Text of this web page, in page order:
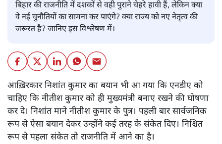
बिहार की राजनीति में दशकों से वही पुराने चेहरे हावी हैं, लेकिन क्या
वे नई चुनौतियों का सामना कर पाएंगे? क्या राज्य को नए नेतृत्व की
जरूरत है? जानिए इस विश्लेषण में।
आख़िरकार निशांत कुमार का बयान भी आ गया कि एनडीए को
चाहिए कि नीतीश कुमार को ही मुख्यमंत्री बनाए रखने की घोषणा
कर दे। निशांत माने नीतीश कुमार के पुत्र। पहली बार सार्वजनिक
रूप से ऐसा बयान देकर उन्होंने कई तरह के संकेत दिए। निश्चित
रूप से पहला संकेत तो राजनीति में आने का है।